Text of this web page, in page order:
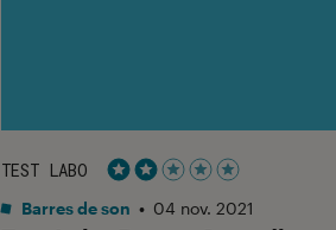
TEST LABO
Noté 2 étoiles sur 5
Barres de son • 04 nov. 2021